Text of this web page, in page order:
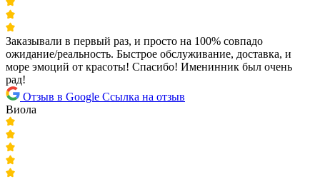
Заказывали в первый раз, и просто на 100% совпадо
ожидание/реальность. Быстрое обслуживание, доставка, и
море эмоций от красоты! Спасибо! Именинник был очень
рад!
Отзыв в Google Ссылка на отзыв
Виола